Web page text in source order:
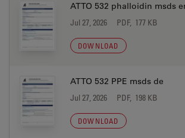
ATTO 532 phalloidin msds
Jul 27, 2026 PDF, 177 KB
DOWNLOAD
ATTO 532 PPE msds de
Jul 27, 2026 PDF, 198 KB
DOWNLOAD